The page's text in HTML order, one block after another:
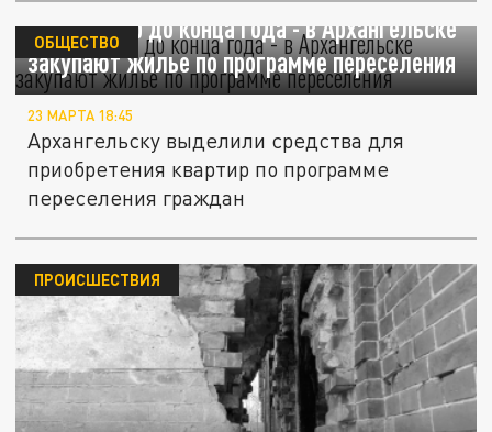
106 квартир до конца года - в Архангельске
закупают жилье по программе переселения
ОБЩЕСТВО
23 МАРТА 18:45
Архангельску выделили средства для
приобретения квартир по программе
переселения граждан
ПРОИСШЕСТВИЯ